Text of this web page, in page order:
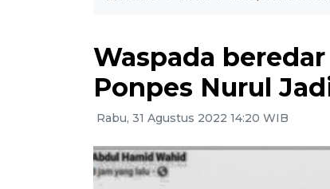
Waspada
Ponpes Nurul
Rabu, 31 Agustus 2022 14:20 WIB